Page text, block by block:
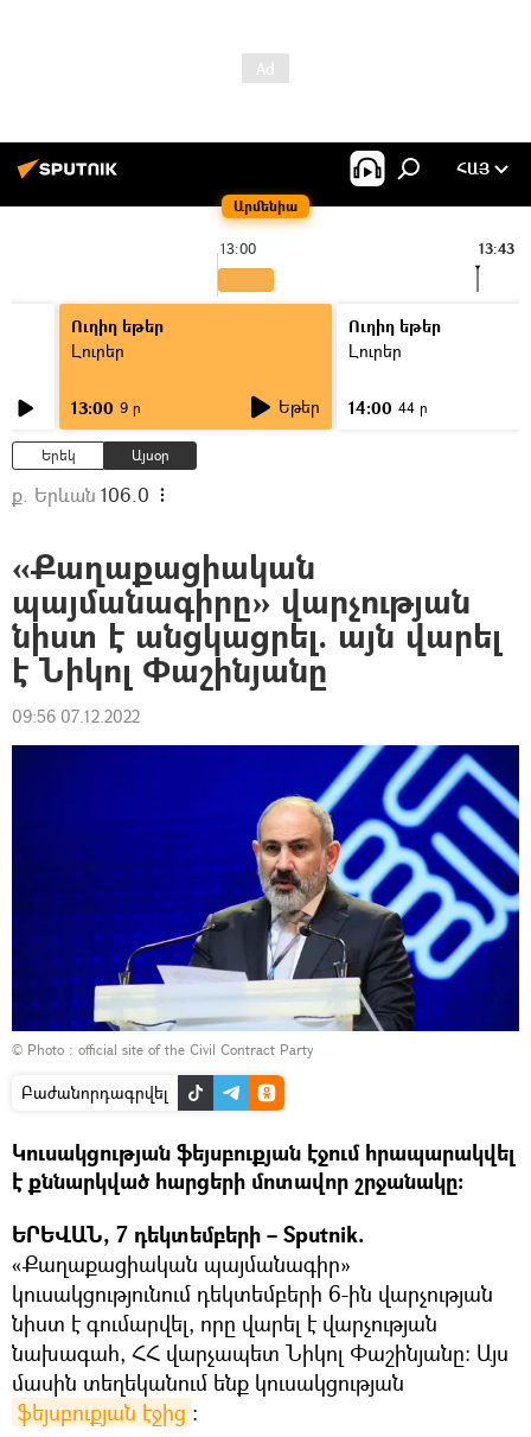
Արմենիա
ՀԱՅ
13:00 13:43
Ուղիղ եթեր
Լուրեր
13:00 9 ր Եթեր
Ուղիղ եթեր
Լուրեր
14:00 44 ր
Երեկ Այսօր
ք. Երևան 106.0
«Քաղաքացիական
պայմանագիրը» վարչության
նիստ է անցկացրել. այն վարել
է Նիկոլ Փաշինյանը
09:56 07.12.2022
© Photo : official site of the Civil Contract Party
Բաժանորդագրվել
Կուսակցության ֆեյսբուքյան էջում հրապարակվել
է քննարկված հարցերի մոտավոր շրջանակը։
ԵՐԵՎԱՆ, 7 դեկտեմբերի – Sputnik.
«Քաղաքացիական պայմանագիր»
կուսակցությունում դեկտեմբերի 6-ին վարչության
նիստ է գումարվել, որը վարել է վարչության
նախագահ, ՀՀ վարչապետ Նիկոլ Փաշինյանը: Այս
մասին տեղեկանում ենք կուսակցության
ֆեյսբուքյան էջից ։